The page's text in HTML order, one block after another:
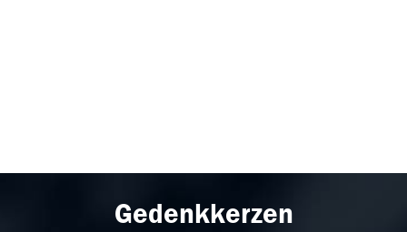
Gedenkkerzen